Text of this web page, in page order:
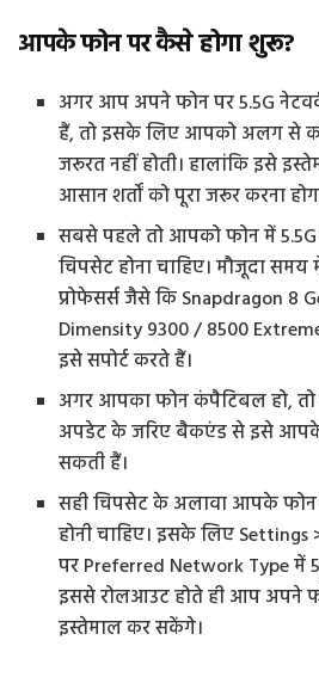
आपके फोन पर कैसे होगा शुरू?
अगर आप अपने फोन पर 5.5G
हैं, तो इसके लिए आपको अलग से
जरूरत नहीं होती। हालांकि इसे
आसान शर्तों को पूरा जरूर करना
सबसे पहले तो आपको फोन में 5.5G
चिपसेट होना चाहिए। मौजूदा
प्रोफेसर्स जैसे कि Snapdragon 8
Dimensity 9300 / 8500
इसे सपोर्ट करते हैं।
अगर आपका फोन कंपैटिबल हो,
अपडेट के जरिए बैकएंड से इसे
सकती हैं।
सही चिपसेट के अलावा आपके फोन
होनी चाहिए। इसके लिए
पर Preferred Network Type में
इससे रोलआउट होते ही आप अपने
इस्तेमाल कर सकेंगे।